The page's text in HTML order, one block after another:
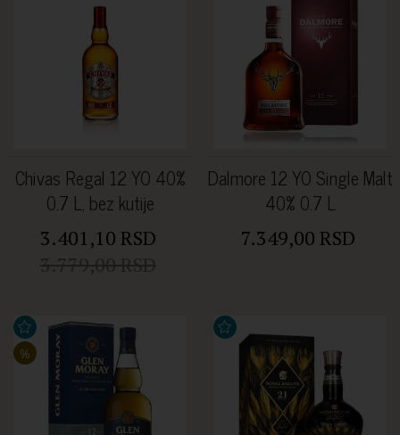
Chivas Regal 12 YO 40%
0.7 L, bez kutije
3.401,10 RSD
Dalmore 12 YO Single Malt
40% 0.7 L
7.349,00 RSD
%